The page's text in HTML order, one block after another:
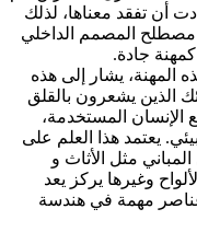
معناها، لذلك
المصمم الداخلي
يشار إلى هذه
يشعرون بالقلق
المستخدمة،
هذا العلم على
مثل الأثاث و
يركز يعد
مهمة في هندسة